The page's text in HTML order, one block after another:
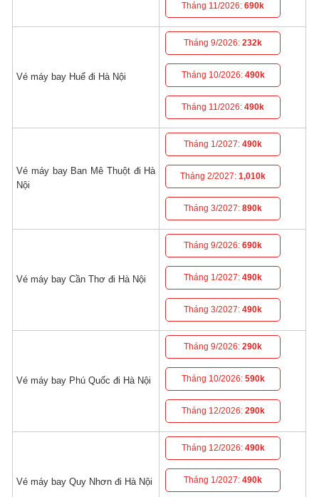
Tháng 11/2026:690k
Vé máy bay Huế đi Hà Nội
Tháng 9/2026:232k
Tháng 10/2026: 490k
Tháng 11/2026:490k
Vé máy bay Ban Mê Thuột đi Hà
Nội
Tháng 1/2027:490k
Tháng 2/2027:1,010k
Tháng 3/2027:890k
Vé máy bay Cần Thơ đi Hà Nội
Tháng 9/2026:690k
Tháng 1/2027:490k
Tháng 3/2027:490k
Vé máy bay Phú Quốc đi Hà Nội
Tháng 9/2026:290k
Tháng 10/2026: 590k
Tháng 12/2026: 290k
Vé máy bay Quy Nhơn đi Hà Nội
Tháng 12/2026: 490k
Tháng 1/2027:490k